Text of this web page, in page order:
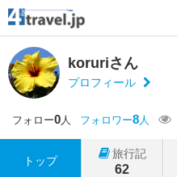
koruriさん
プロフィール
フォロー0人 フォロワー8人
トップ
旅行記
62